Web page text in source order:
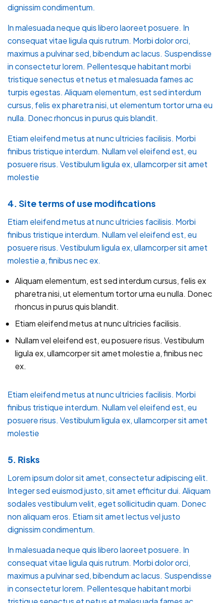
dignissim condimentum.
In malesuada neque quis libero laoreet posuere. In
consequat vitae ligula quis rutrum. Morbi dolor orci,
maximus a pulvinar sed, bibendum ac lacus. Suspendisse
in consectetur lorem. Pellentesque habitant morbi
tristique senectus et netus et malesuada fames ac
turpis egestas. Aliquam elementum, est sed interdum
cursus, felis ex pharetra nisi, ut elementum tortor urna eu
nulla. Donec rhoncus in purus quis blandit.
Etiam eleifend metus at nunc ultricies facilisis. Morbi
finibus tristique interdum. Nullam vel eleifend est, eu
posuere risus. Vestibulum ligula ex, ullamcorper sit amet
molestie
4. Site terms of use modifications
Etiam eleifend metus at nunc ultricies facilisis. Morbi
finibus tristique interdum. Nullam vel eleifend est, eu
posuere risus. Vestibulum ligula ex, ullamcorper sit amet
molestie a, finibus nec ex.
Aliquam elementum, est sed interdum cursus, felis ex
pharetra nisi, ut elementum tortor urna eu nulla. Donec
rhoncus in purus quis blandit.
Etiam eleifend metus at nunc ultricies facilisis.
Nullam vel eleifend est, eu posuere risus. Vestibulum
ligula ex, ullamcorper sit amet molestie a, finibus nec
ex.
Etiam eleifend metus at nunc ultricies facilisis. Morbi
finibus tristique interdum. Nullam vel eleifend est, eu
posuere risus. Vestibulum ligula ex, ullamcorper sit amet
molestie
5. Risks
Lorem ipsum dolor sit amet, consectetur adipiscing elit.
Integer sed euismod justo, sit amet efficitur dui. Aliquam
sodales vestibulum velit, eget sollicitudin quam. Donec
non aliquam eros. Etiam sit amet lectus vel justo
dignissim condimentum.
In malesuada neque quis libero laoreet posuere. In
consequat vitae ligula quis rutrum. Morbi dolor orci,
maximus a pulvinar sed, bibendum ac lacus. Suspendisse
in consectetur lorem. Pellentesque habitant morbi